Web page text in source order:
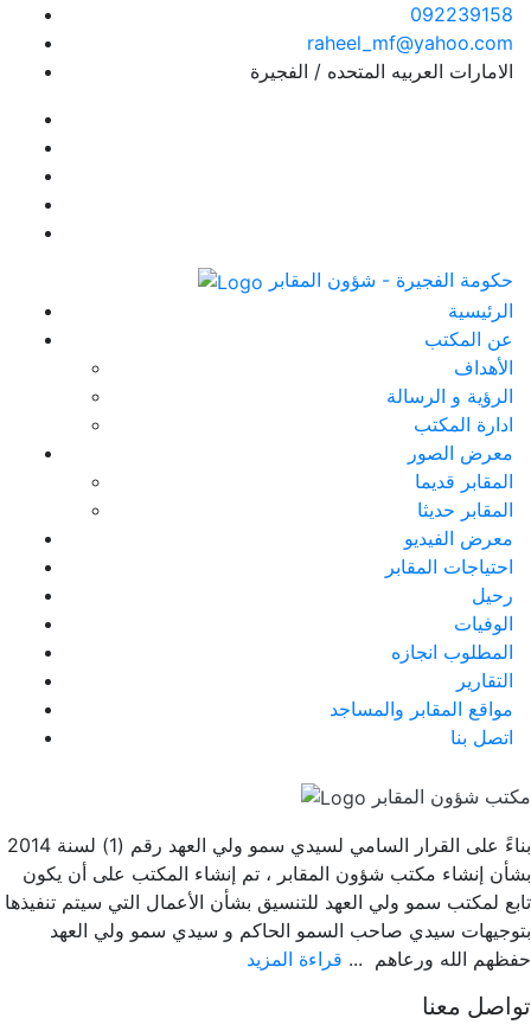
092239158
raheel_mf@yahoo.com
الامارات العربيه المتحده / الفجيرة
حكومة الفجيرة - شؤون المقابر
الرئيسية
عن المكتب
الأهداف
الرؤية و الرسالة
ادارة المكتب
معرض الصور
المقابر قديما
المقابر حديثا
معرض الفيديو
احتياجات المقابر
رحيل
الوفيات
المطلوب انجازه
التقارير
مواقع المقابر والمساجد
اتصل بنا
مكتب شؤون المقابر
بناءً على القرار السامي لسيدي سمو ولي العهد رقم (1) لسنة 2014
بشأن إنشاء مكتب شؤون المقابر ، تم إنشاء المكتب على أن يكون
تابع لمكتب سمو ولي العهد للتنسيق بشأن الأعمال التي سيتم تنفيذها
بتوجيهات سيدي صاحب السمو الحاكم و سيدي سمو ولي العهد
حفظهم الله ورعاهم ... قراءة المزيد
تواصل معنا